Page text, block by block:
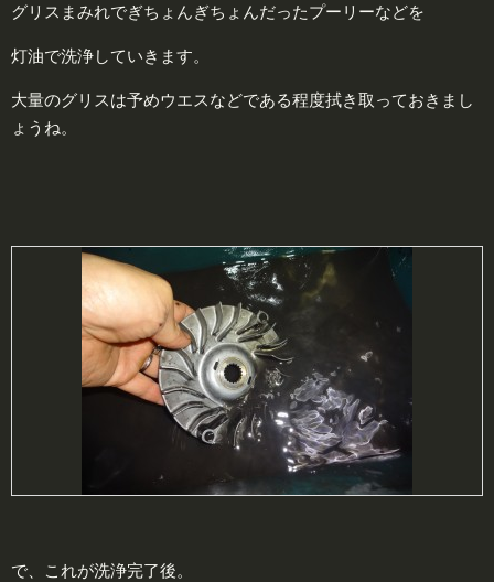
グリスまみれでぎちょんぎちょんだったプーリーなどを
灯油で洗浄していきます。
大量のグリスは予めウエスなどである程度拭き取っておきまし
ょうね。
で、これが洗浄完了後。